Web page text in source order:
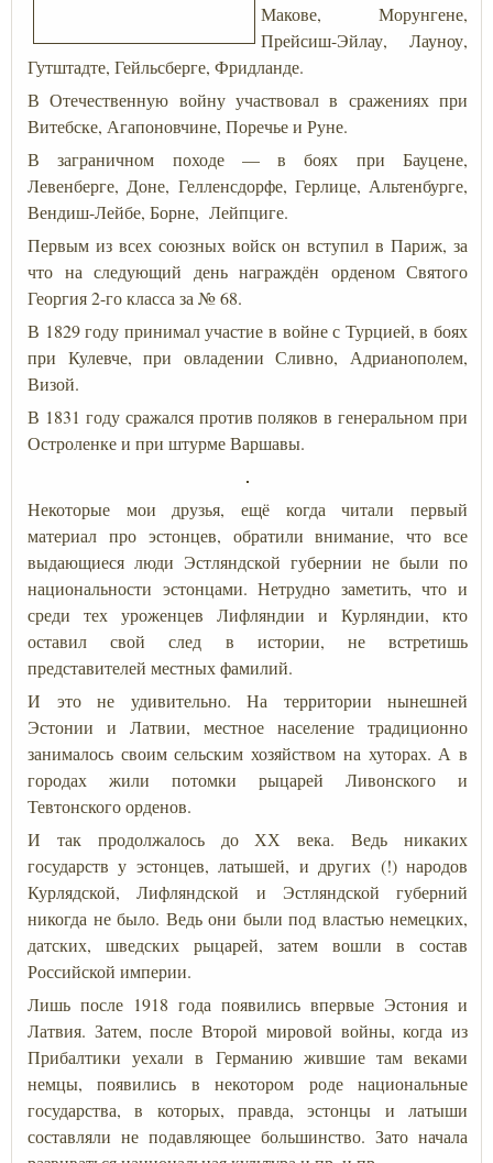
Макове, Морунгене,
Прейсиш-Эйлау, Лауноу,
Гутштадте, Гейльсберге, Фридланде.
В Отечественную войну участвовал в сражениях при
Витебске, Агапоновчине, Поречье и Руне.
В заграничном походе — в боях при Бауцене,
Левенберге, Доне, Гелленсдорфе, Герлице, Альтенбурге,
Вендиш-Лейбе, Борне, Лейпциге.
Первым из всех союзных войск он вступил в Париж, за
что на следующий день награждён орденом Святого
Георгия 2-го класса за № 68.
В 1829 году принимал участие в войне с Турцией, в боях
при Кулевче, при овладении Сливно, Адрианополем,
Визой.
В 1831 году сражался против поляков в генеральном при
Остроленке и при штурме Варшавы.
Некоторые мои друзья, ещё когда читали первый
материал про эстонцев, обратили внимание, что все
выдающиеся люди Эстляндской губернии не были по
национальности эстонцами. Нетрудно заметить, что и
среди тех уроженцев Лифляндии и Курляндии, кто
оставил свой след в истории, не встретишь
представителей местных фамилий.
И это не удивительно. На территории нынешней
Эстонии и Латвии, местное население традиционно
занималось своим сельским хозяйством на хуторах. А в
городах жили потомки рыцарей Ливонского и
Тевтонского орденов.
И так продолжалось до ХХ века. Ведь никаких
государств у эстонцев, латышей, и других (!) народов
Курлядской, Лифляндской и Эстляндской губерний
никогда не было. Ведь они были под властью немецких,
датских, шведских рыцарей, затем вошли в состав
Российской империи.
Лишь после 1918 года появились впервые Эстония и
Латвия. Затем, после Второй мировой войны, когда из
Прибалтики уехали в Германию жившие там веками
немцы, появились в некотором роде национальные
государства, в которых, правда, эстонцы и латыши
составляли не подавляющее большинство. Зато начала